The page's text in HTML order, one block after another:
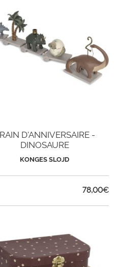
D'ANNIVERSAIRE -
DINOSAURE
KONGES SLOJD
78,00€